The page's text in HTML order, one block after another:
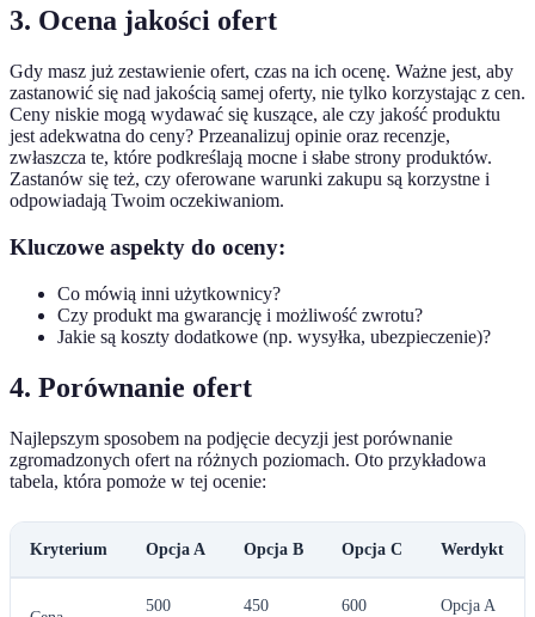
3. Ocena jakości ofert
Gdy masz już zestawienie ofert, czas na ich ocenę. Ważne jest, aby
zastanowić się nad jakością samej oferty, nie tylko korzystając z cen.
Ceny niskie mogą wydawać się kuszące, ale czy jakość produktu
jest adekwatna do ceny? Przeanalizuj opinie oraz recenzje,
zwłaszcza te, które podkreślają mocne i słabe strony produktów.
Zastanów się też, czy oferowane warunki zakupu są korzystne i
odpowiadają Twoim oczekiwaniom.
Kluczowe aspekty do oceny:
Co mówią inni użytkownicy?
Czy produkt ma gwarancję i możliwość zwrotu?
Jakie są koszty dodatkowe (np. wysyłka, ubezpieczenie)?
4. Porównanie ofert
Najlepszym sposobem na podjęcie decyzji jest porównanie
zgromadzonych ofert na różnych poziomach. Oto przykładowa
tabela, która pomoże w tej ocenie:
Kryterium Opcja A Opcja B Opcja C Werdykt
500
450
600
Opcja A